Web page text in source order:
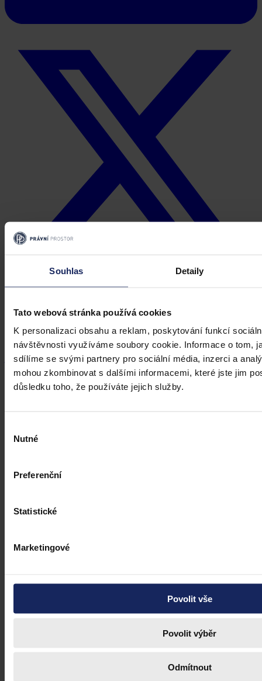
Souhlas Detaily
Tato webová stránka používá cookies
K personalizaci obsahu a reklam, poskytování funkcí
návštěvnosti využíváme soubory cookie. Informace o tom,
sdílíme se svými partnery pro sociální média, inzerci a
mohou zkombinovat s dalšími informacemi, které jste jim
důsledku toho, že používáte jejich služby.
souhlasu
Nutné
Preferenční
Statistické
Marketingové
Povolit vše
Povolit výběr
Odmítnout
Kopírovat odkaz
justicekoncentrace řízenírozhodnutí souduobčanský soudní řád
civilní proces
ostatní